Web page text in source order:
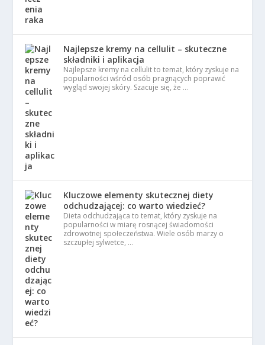
Najlepsze kremy na cellulit – skuteczne
składniki i aplikacja
Najlepsze kremy na cellulit to temat, który zyskuje na
popularności wśród osób pragnących poprawić
wygląd swojej skóry. Szacuje się, że …
Kluczowe elementy skutecznej diety
odchudzającej: co warto wiedzieć?
Dieta odchudzająca to temat, który zyskuje na
popularności w miarę rosnącej świadomości
zdrowotnej społeczeństwa. Wiele osób marzy o
szczupłej sylwetce, …